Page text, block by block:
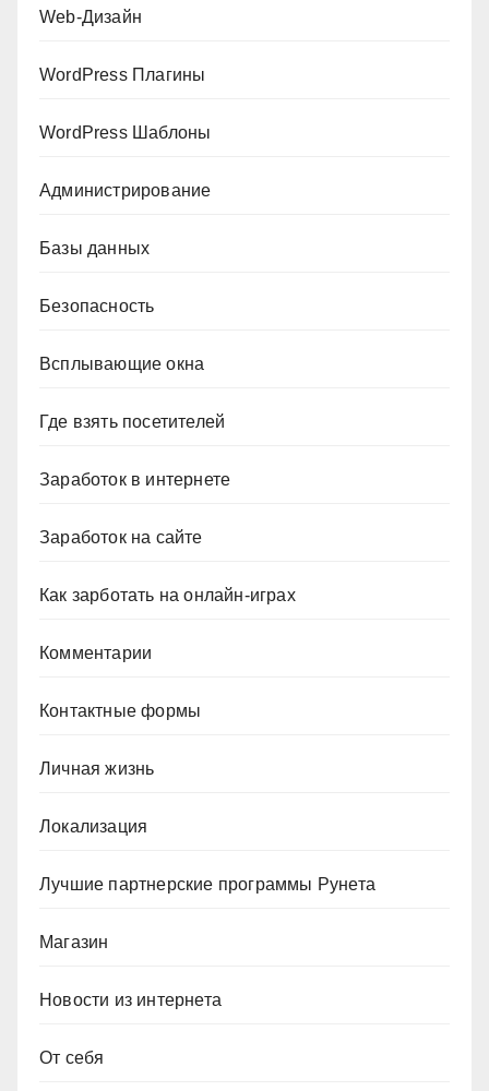
Web-Дизайн
WordPress Плагины
WordPress Шаблоны
Администрирование
Базы данных
Безопасность
Всплывающие окна
Где взять посетителей
Заработок в интернете
Заработок на сайте
Как зарботать на онлайн-играх
Комментарии
Контактные формы
Личная жизнь
Локализация
Лучшие партнерские программы Рунета
Магазин
Новости из интернета
От себя